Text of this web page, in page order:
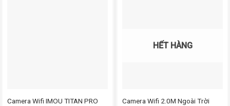
Camera Wifi IMOU TITAN PRO
HẾT HÀNG
Camera Wifi 2.0M Ngoài Trời